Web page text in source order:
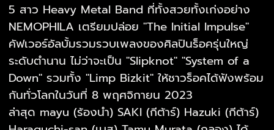
5 สาว Heavy Metal Band ที่ทั้งสวยทั้งเก่งอย่าง
NEMOPHILA เตรียมปล่อย "The Initial Impulse"
คัฟเวอร์อัลบั้มรวมรวบเพลงของศิลปินร็อครุ่นใหญ่
ระดับตำนาน ไม่ว่าจะเป็น "Slipknot" "System of a
Down" รวมทั้ง "Limp Bizkit" ให้ชาวร็อคได้ฟังพร้อม
กันทั่วโลกในวันที่ 8 พฤศจิกายน 2023
ล่าสุด mayu (ร้องนำ) SAKI (กีต้าร์) Hazuki (กีต้าร์)